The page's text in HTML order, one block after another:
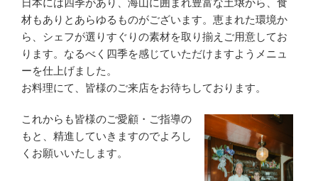
日本には四季があり、海山に囲まれ豊富な土壌から、食
材もありとあらゆるものがございます。恵まれた環境か
ら、シェフが選りすぐりの素材を取り揃えご用意してお
ります。なるべく四季を感じていただけますようメニュ
ーを仕上げました。
お料理にて、皆様のご来店をお待ちしております。
これからも皆様のご愛顧・ご指導の
もと、精進していきますのでよろし
くお願いいたします。